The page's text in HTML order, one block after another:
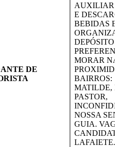
DE
AUXILIAR NA
E DESCARGA DE
BEBIDAS E
ORGANIZAÇÃO
DEPÓSITO.
MORAR NAS
PROXIMIDADES
BAIRROS:
MATILDE, BOM
PASTOR,
NOSSA
GUIA. VAGAS
CANDIDATOS
LAFAIETE.